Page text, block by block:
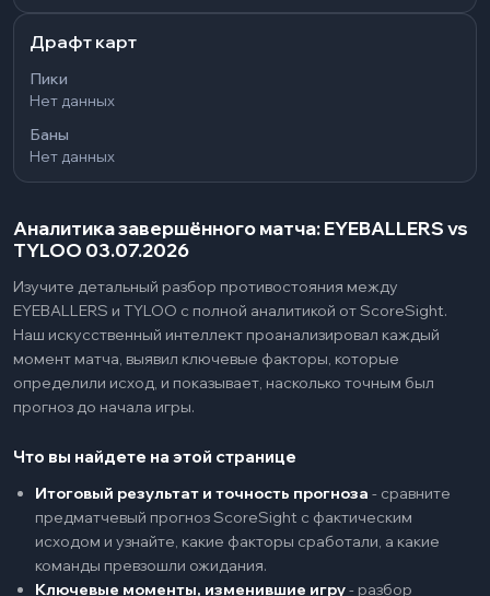
Драфт карт
Пики
Нет данных
Баны
Нет данных
Аналитика завершённого матча: EYEBALLERS vs
TYLOO 03.07.2026
Изучите детальный разбор противостояния между
EYEBALLERS и TYLOO с полной аналитикой от ScoreSight.
Наш искусственный интеллект проанализировал каждый
момент матча, выявил ключевые факторы, которые
определили исход, и показывает, насколько точным был
прогноз до начала игры.
Что вы найдете на этой странице
Итоговый результат и точность прогноза - сравните
предматчевый прогноз ScoreSight с фактическим
исходом и узнайте, какие факторы сработали, а какие
команды превзошли ожидания.
Ключевые моменты, изменившие игру- разбор